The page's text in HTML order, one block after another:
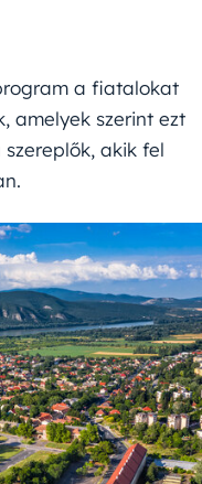
a fiatalokat
amelyek szerint ezt
akik fel